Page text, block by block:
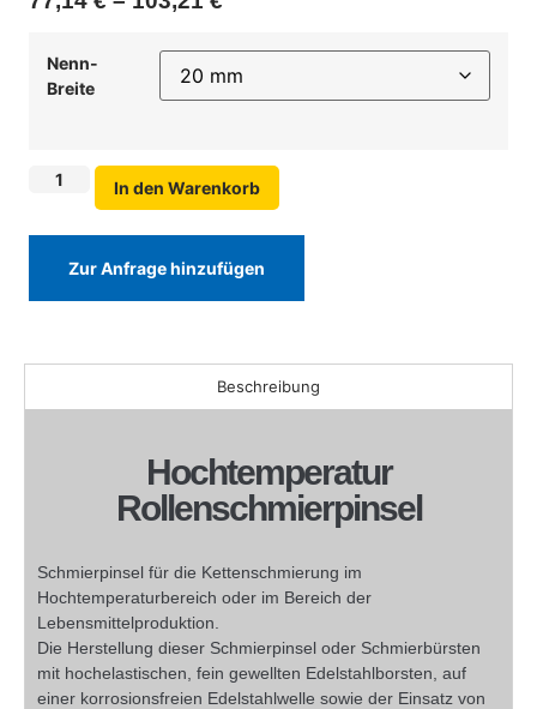
Nenn-
Breite
In den Warenkorb
Zur Anfrage hinzufügen
Beschreibung
Hochtemperatur
Rollenschmierpinsel
Schmierpinsel für die Kettenschmierung im
Hochtemperaturbereich oder im Bereich der
Lebensmittelproduktion.
Die Herstellung dieser Schmierpinsel oder Schmierbürsten
mit hochelastischen, fein gewellten Edelstahlborsten, auf
einer korrosionsfreien Edelstahlwelle sowie der Einsatz von